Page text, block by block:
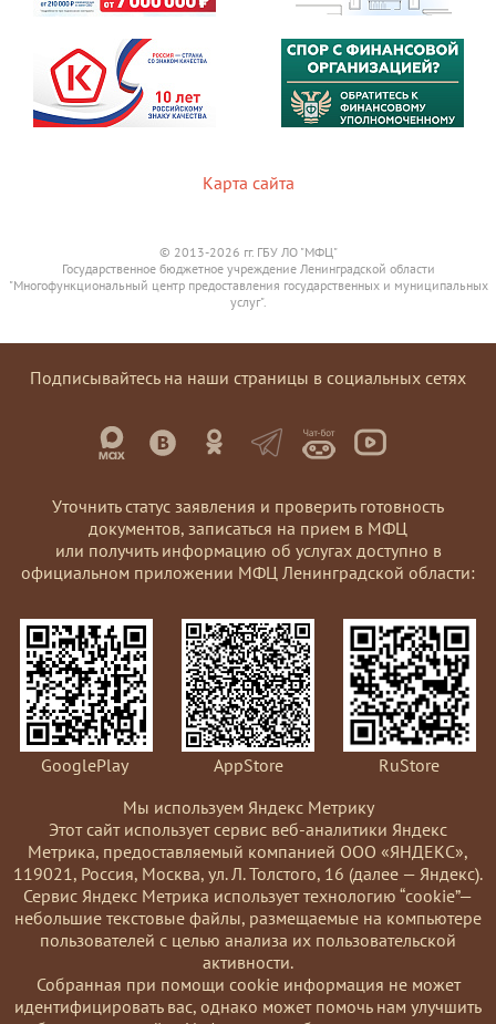
Карта сайта
© 2013-2026 гг. ГБУ ЛО "МФЦ"
Государственное бюджетное учреждение Ленинградской области
"Многофункциональный центр предоставления государственных и муниципальных
услуг".
Подписывайтесь на наши страницы в социальных сетях
Уточнить статус заявления и проверить готовность
документов, записаться на прием в МФЦ
или получить информацию об услугах доступно в
официальном приложении МФЦ Ленинградской области:
GooglePlay AppStore
RuStore
Мы используем Яндекс Метрику
Этот сайт использует сервис веб-аналитики Яндекс
Метрика, предоставляемый компанией ООО «ЯНДЕКС»,
119021, Россия, Москва, ул. Л. Толстого, 16 (далее — Яндекс).
Сервис Яндекс Метрика использует технологию “cookie”—
небольшие текстовые файлы, размещаемые на компьютере
пользователей с целью анализа их пользовательской
активности.
Coбранная при помощи cookie информация не может
идентифицировать вас, однако может помочь нам улучшить